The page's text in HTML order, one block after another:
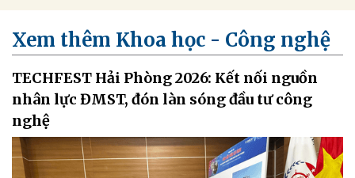
Xem thêm Khoa học - Công nghệ
TECHFEST Hải Phòng 2026: Kết nối nguồn
nhân lực ĐMST, đón làn sóng đầu tư công
nghệ